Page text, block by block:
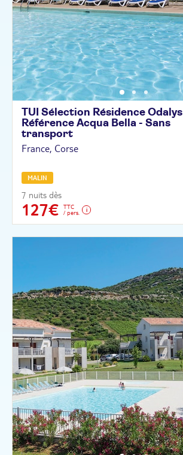
TUI Sélection Résidence Odalys
Référence Acqua Bella - Sans
transport
France, Corse
MALIN
7 nuits dès
127€
TTC
/ pers.